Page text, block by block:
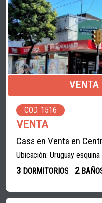
VENTA
COD. 1516
VENTA
Casa en Venta en
Ubicación: Uruguay esquina
3 DORMITORIOS 2